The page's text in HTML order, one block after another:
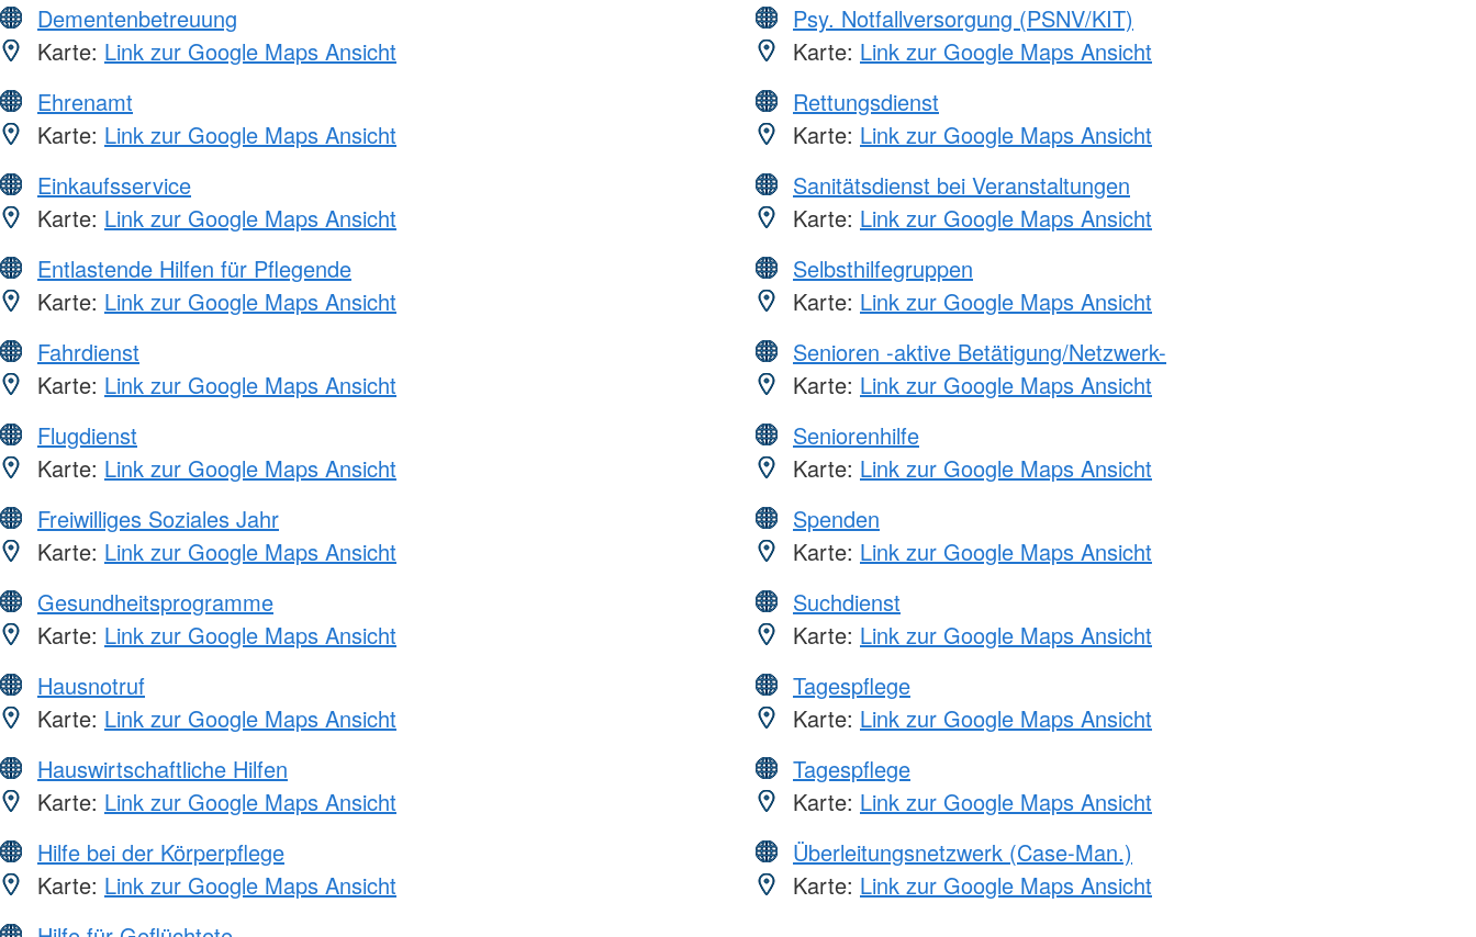
Dementenbetreuung
Karte: Link zur Google Maps Ansicht
Ehrenamt
Karte: Link zur Google Maps Ansicht
Einkaufsservice
Karte: Link zur Google Maps Ansicht
Entlastende Hilfen für Pflegende
Karte: Link zur Google Maps Ansicht
Fahrdienst
Karte: Link zur Google Maps Ansicht
Flugdienst
Karte: Link zur Google Maps Ansicht
Freiwilliges Soziales Jahr
Karte: Link zur Google Maps Ansicht
Gesundheitsprogramme
Karte: Link zur Google Maps Ansicht
Hausnotruf
Karte: Link zur Google Maps Ansicht
Hauswirtschaftliche Hilfen
Karte: Link zur Google Maps Ansicht
Hilfe bei der Körperpflege
Karte: Link zur Google Maps Ansicht
Psy. Notfallversorgung (PSNV/KIT)
Karte: Link zur Google Maps Ansicht
Rettungsdienst
Karte: Link zur Google Maps Ansicht
Sanitätsdienst bei Veranstaltungen
Karte: Link zur Google Maps Ansicht
Selbsthilfegruppen
Karte: Link zur Google Maps Ansicht
Senioren -aktive Betätigung/Netzwerk-
Karte: Link zur Google Maps Ansicht
Seniorenhilfe
Karte: Link zur Google Maps Ansicht
Spenden
Karte: Link zur Google Maps Ansicht
Suchdienst
Karte: Link zur Google Maps Ansicht
Tagespflege
Karte: Link zur Google Maps Ansicht
Tagespflege
Karte: Link zur Google Maps Ansicht
Überleitungsnetzwerk (Case-Man.)
Karte: Link zur Google Maps Ansicht